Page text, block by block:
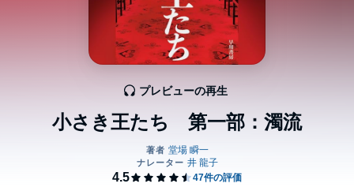
小さき王たち 第一部：濁流
プレビューの再生